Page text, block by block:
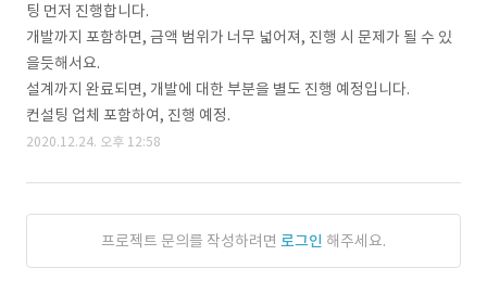
팅 먼저 진행합니다.
개발까지 포함하면, 금액 범위가 너무 넓어져, 진행 시 문제가 될 수 있
을듯해서요.
설계까지 완료되면, 개발에 대한 부분을 별도 진행 예정입니다.
컨설팅 업체 포함하여, 진행 예정.
2020.12.24. 오후 12:58
프로젝트 문의를 작성하려면 로그인 해주세요.